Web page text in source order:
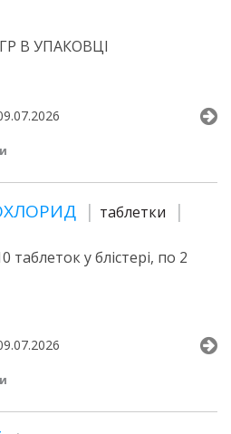
В УПАКОВЦІ
таблетки
у блістері, по 2